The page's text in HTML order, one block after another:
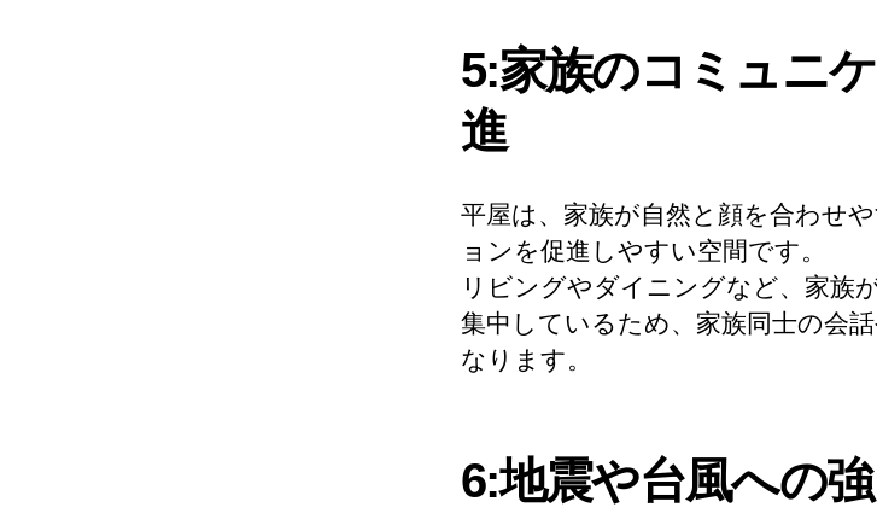
5:家族のコミュニ
進
平屋は、家族が自然と顔を合わせ
ョンを促進しやすい空間です。
リビングやダイニングなど、家族
集中しているため、家族同士の会
なります。
6:地震や台風への